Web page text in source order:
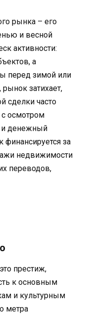
рынка – его
и весной
активности:
а
перед зимой или
затихает,
сделки часто
осмотром
и денежный
финансируется за
недвижимости
переводов,
престиж,
к основным
и культурным
метра